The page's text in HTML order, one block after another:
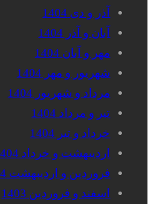
آذر و دی 1404
آبان و آذر 1404
مهر و آبان 1404
شهریور و مهر 1404
مرداد و شهریور 1404
تیر و مرداد 1404
خرداد و تیر 1404
اردیبهشت و خرداد 1404
فروردین و اردیبهشت 1404
اسفند و فروردین 1403